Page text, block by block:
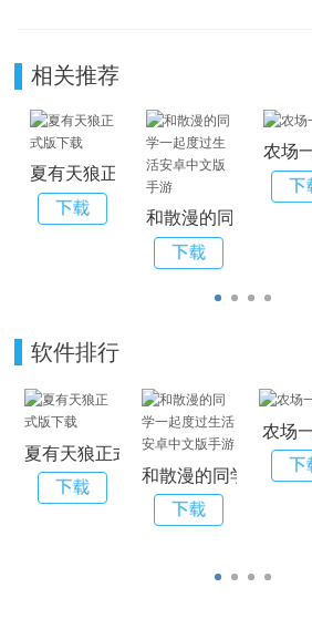
相关推荐
夏有天狼正式版下载
和散漫的同学一起度
农场
软件排行
夏有天狼正式版下载
和散漫的同学一起度
农场